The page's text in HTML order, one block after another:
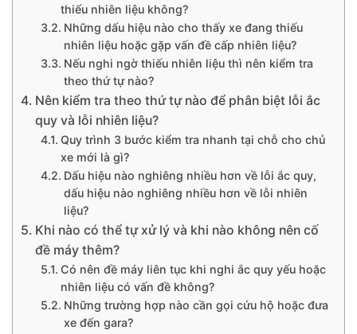
thiếu nhiên liệu không?
Những dấu hiệu nào cho thấy xe đang thiếu
nhiên liệu hoặc gặp vấn đề cấp nhiên liệu?
Nếu nghi ngờ thiếu nhiên liệu thì nên kiểm tra
theo thứ tự nào?
Nên kiểm tra theo thứ tự nào để phân biệt lỗi ắc
quy và lỗi nhiên liệu?
Quy trình 3 bước kiểm tra nhanh tại chỗ cho chủ
xe mới là gì?
Dấu hiệu nào nghiêng nhiều hơn về lỗi ắc quy,
dấu hiệu nào nghiêng nhiều hơn về lỗi nhiên
liệu?
Khi nào có thể tự xử lý và khi nào không nên cố
đề máy thêm?
Có nên đề máy liên tục khi nghi ắc quy yếu hoặc
nhiên liệu có vấn đề không?
Những trường hợp nào cần gọi cứu hộ hoặc đưa
xe đến gara?